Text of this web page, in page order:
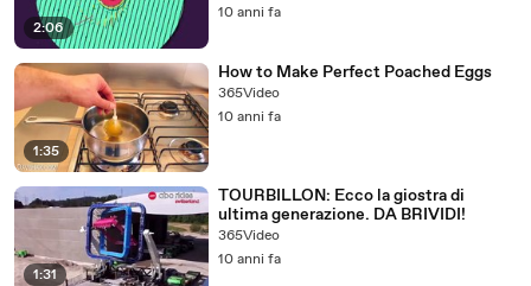
2:06
10 anni fa
1:35
How to Make Perfect Poached Eggs
365Video
10 anni fa
1:31
TOURBILLON: Ecco la giostra di
ultima generazione. DA BRIVIDI!
365Video
10 anni fa